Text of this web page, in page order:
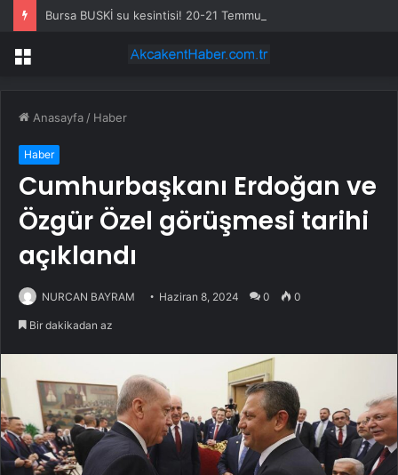
Menü
Anasayfa / Haber
Haber
Cumhurbaşkanı Erdoğan ve
Özgür Özel görüşmesi tarihi
açıklandı
NURCAN BAYRAM Haziran 8, 2024 0 0
Bir dakikadan az